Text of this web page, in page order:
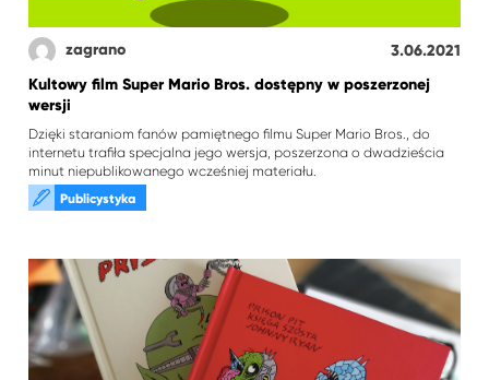
zagrano
3.06.2021
Kultowy film Super Mario Bros. dostępny w poszerzonej
wersji
Dzięki staraniom fanów pamiętnego filmu Super Mario Bros., do
internetu trafiła specjalna jego wersja, poszerzona o dwadzieścia
minut niepublikowanego wcześniej materiału.
Publicystyka